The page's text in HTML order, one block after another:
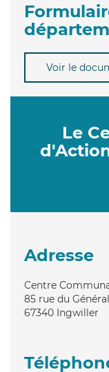
Voir le
Le
Adresse
Centre
85 rue du
67340 Ingwiller